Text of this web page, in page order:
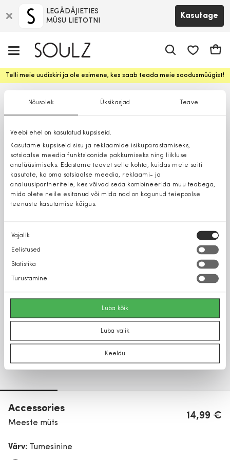
Nõusolek Üksikasjad Teave
Veebilehel on kasutatud küpsiseid.
Kasutame küpsiseid sisu ja reklaamide isikupärastamiseks,
sotsiaalse meedia funktsioonide pakkumiseks ning liikluse
analüüsimiseks. Edastame teavet selle kohta, kuidas meie saiti
kasutate, ka oma sotsiaalse meedia, reklaami- ja
analüüsipartneritele, kes võivad seda kombineerida muu teabega,
mida olete neile esitanud või mida nad on kogunud teiepoolse
teenuste kasutamise käigus.
Nõusoleku
valik
Vajalik
Eelistused
Statistika
Turustamine
Luba kõik
Luba valik
Keeldu
LEGĀDĀJIETIES
MŪSU LIETOTNI
Kasutage
Telli meie uudiskiri ja ole esimene, kes saab teada meie soodusmüügist!
Accessories
Meeste müts
14,99 €
Värv: Tumesinine